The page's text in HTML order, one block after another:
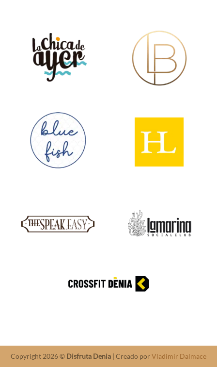
Copyright 2026 © Disfruta Denia | Creado por Vladimir Dalmace